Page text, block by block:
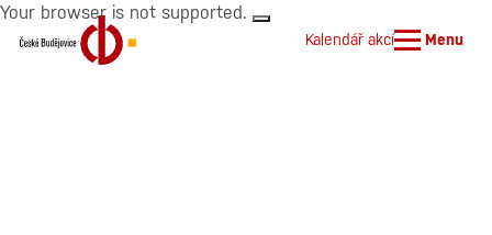
Your browser is not supported.
Kalendář akcí Menu